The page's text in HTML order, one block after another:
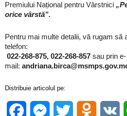
Premiului Național pentru Vârstnici
orice vârstă”.
Pentru mai multe detalii, vă rugam să
telefon:
022-268-875, 022-268-857 sau prin e-
mail:
Distribuie articolul pe:
FacebookMessenger
Twitter